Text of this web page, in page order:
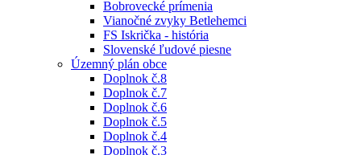
Bobrovecké prímenia
Vianočné zvyky Betlehemci
FS Iskrička - história
Slovenské ľudové piesne
Územný plán obce
Doplnok č.8
Doplnok č.7
Doplnok č.6
Doplnok č.5
Doplnok č.4
Doplnok č.3